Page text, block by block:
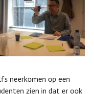
neerkomen op een
zien in dat er ook